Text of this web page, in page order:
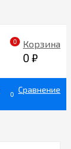
0 Корзина
0 ₽
0 Сравнение